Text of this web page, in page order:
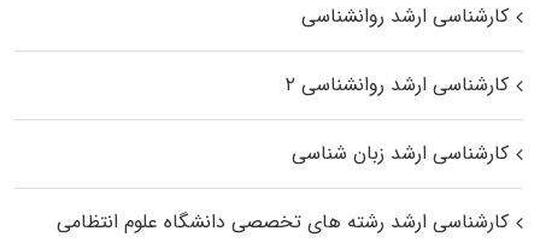
کارشناسی ارشد روانشناسی
کارشناسی ارشد روانشناسی ۲
کارشناسی ارشد زبان شناسی
کارشناسی ارشد رﺷﺘﻪ ﻫﺎی تخصصی داﻧﺸﮕﺎه ﻋﻠﻮم انتظامی